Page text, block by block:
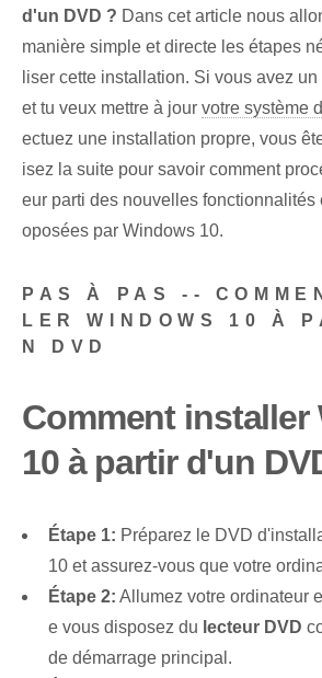
d'un DVD ? Dans cet article nous
manière simple et directe les étapes
liser cette installation. Si vous avez un
et tu veux mettre à jour votre système
ectuez une installation propre, vous
isez la suite pour savoir comment
eur parti des nouvelles fonctionnalités
oposées par Windows 10.
PAS À PAS --
LER WINDOWS 10 À
N DVD
Comment installer
10 à partir d'un
Étape 1: Préparez le DVD
10 et assurez-vous que votre
Étape 2: Allumez votre ordinateur
e vous disposez du lecteur DVD
de démarrage principal.